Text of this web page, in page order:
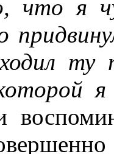
что я
ту